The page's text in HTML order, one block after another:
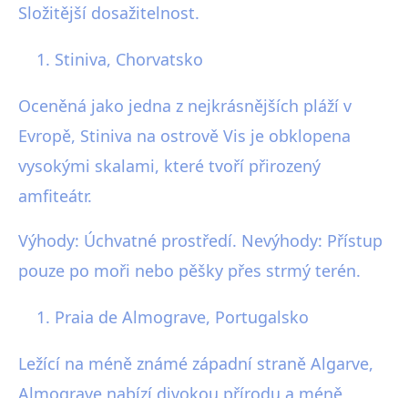
Složitější dosažitelnost.
Stiniva, Chorvatsko
Oceněná jako jedna z nejkrásnějších pláží v
Evropě, Stiniva na ostrově Vis je obklopena
vysokými skalami, které tvoří přirozený
amfiteátr.
Výhody: Úchvatné prostředí. Nevýhody: Přístup
pouze po moři nebo pěšky přes strmý terén.
Praia de Almograve, Portugalsko
Ležící na méně známé západní straně Algarve,
Almograve nabízí divokou přírodu a méně